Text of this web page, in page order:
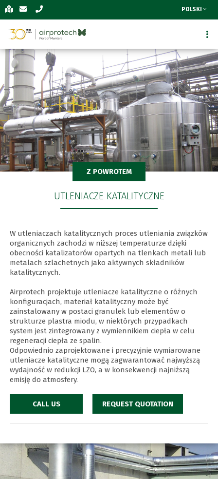
POLSKI
Z POWROTEM
UTLENIACZE KATALITYCZNE
W utleniaczach katalitycznych proces utleniania związków
organicznych zachodzi w niższej temperaturze dzięki
obecności katalizatorów opartych na tlenkach metali lub
metalach szlachetnych jako aktywnych składników
katalitycznych.
Airprotech projektuje utleniacze katalityczne o różnych
konfiguracjach, materiał katalityczny może być
zainstalowany w postaci granulek lub elementów o
strukturze plastra miodu, w niektórych przypadkach
system jest zintegrowany z wymiennikiem ciepła w celu
regeneracji ciepła ze spalin.
Odpowiednio zaprojektowane i precyzyjnie wymiarowane
utleniacze katalityczne mogą zagwarantować najwyższą
wydajność w redukcji LZO, a w konsekwencji najniższą
emisję do atmosfery.
CALL US REQUEST QUOTATION